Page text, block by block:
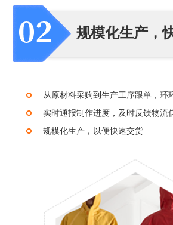
规模化生产，
从原材料采购到生产工序跟单，环
实时通报制作进度，及时反馈物流
规模化生产，以便快速交货